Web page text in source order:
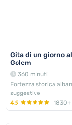
Gita di un giorno
Golem
360 minuti
Fortezza storica
suggestive
4.9
1830+